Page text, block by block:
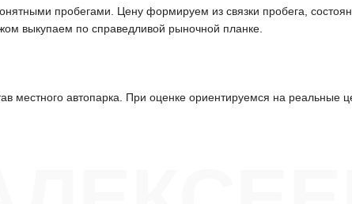
пробегами. Цену формируем из связки пробега,
выкупаем по справедливой рыночной планке.
местного автопарка. При оценке ориентируемся на реальные